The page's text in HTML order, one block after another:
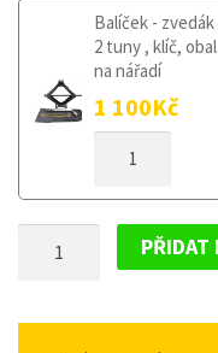
Balíček - zvedák
2 tuny , klíč, obal
na nářadí
1 100Kč
KOLO
OD
A3
PŘIDAT